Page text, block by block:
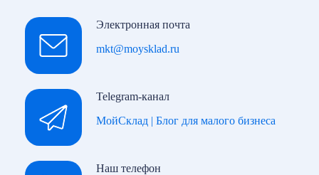
Электронная почта
mkt@moysklad.ru
Telegram-канал
МойСклад | Блог для малого бизнеса
Наш телефон